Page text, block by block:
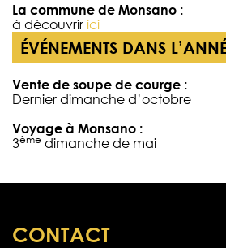
La commune de Monsano :
à découvrir ici
ÉVÉNEMENTS DANS
Vente de soupe de courge :
Dernier dimanche d’octobre
Voyage à Monsano :
3ème dimanche de mai
CONTACT